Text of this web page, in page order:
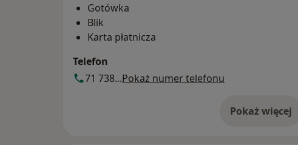
Gotówka
Blik
Karta płatnicza
Telefon
71 738...Pokaż numer telefonu
Pokaż więcej
o adresie